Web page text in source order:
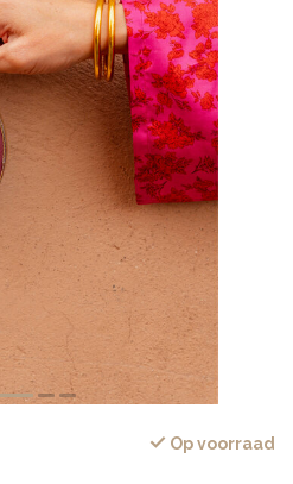
Op voorraad